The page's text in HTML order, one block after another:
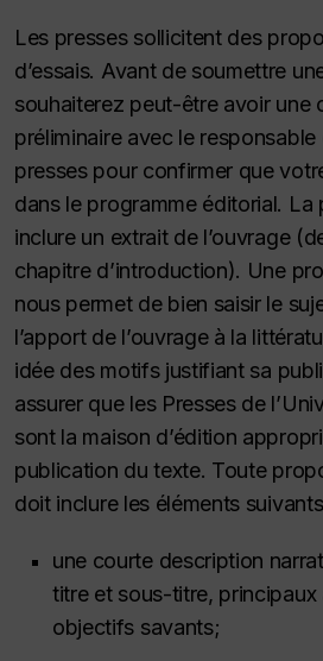
Les presses sollicitent des
d’essais. Avant de soumettre
souhaiterez peut-être avoir une
préliminaire avec le
presses pour confirmer que
dans le programme éditorial.
inclure un extrait de l’ouvrage
chapitre d’introduction). Une
nous permet de bien saisir le
l’apport de l’ouvrage à la
idée des motifs justifiant sa
assurer que les Presses de
sont la maison d’édition
publication du texte. Toute
doit inclure les éléments
une courte description
titre et sous-titre, principaux
objectifs savants;